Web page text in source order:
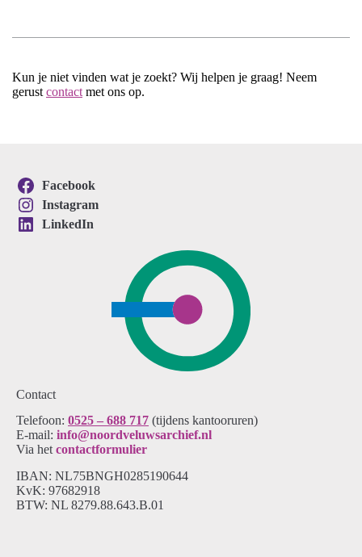
Kun je niet vinden wat je zoekt? Wij helpen je graag! Neem
gerust contact met ons op.
Contact
Telefoon: 0525 – 688 717 (tijdens kantooruren)
E-mail: info@noordveluwsarchief.nl
Via het contactformulier
IBAN: NL75BNGH0285190644
KvK: 97682918
BTW: NL 8279.88.643.B.01
Facebook
Instagram
LinkedIn